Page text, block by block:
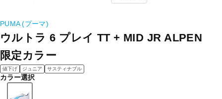
PUMA (プーマ)
ウルトラ 6 プレイ TT + MID JR ALPEN
限定カラー
値下げ ジュニア サスティナブル
カラー選択